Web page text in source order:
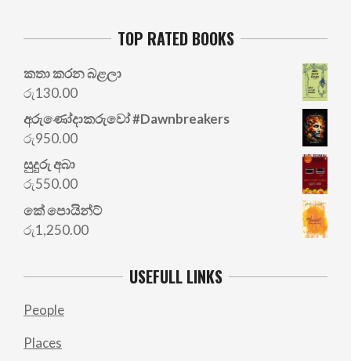
TOP RATED BOOKS
කතා කරන බළලා
රු130.00
අරු‍ණෝදාකරුවෝ #Dawnbreakers
රු950.00
සුදුරු අබා
රු550.00
කේ පොයින්ට්
රු1,250.00
USEFULL LINKS
People
Places